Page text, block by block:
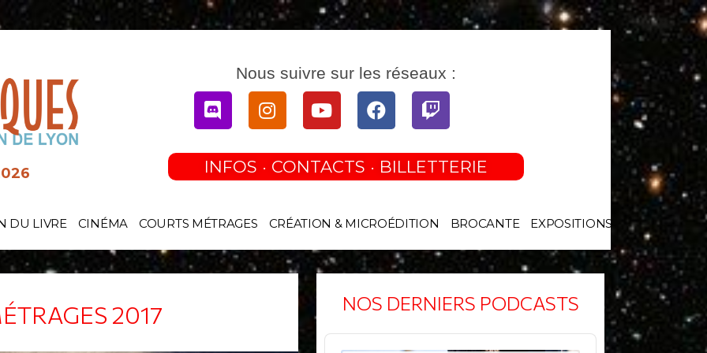
Nous suivre sur les réseaux :
DiscordInstagramYoutubeFacebookTwitch
INFOS · CONTACTS · BILLETTERIE
DU LIVRE CINÉMA COURTS MÉTRAGES CRÉATION & MICROÉDITION BROCANTE EXPOSITIONS
2017 NOS DERNIERS PODCASTS
Audio